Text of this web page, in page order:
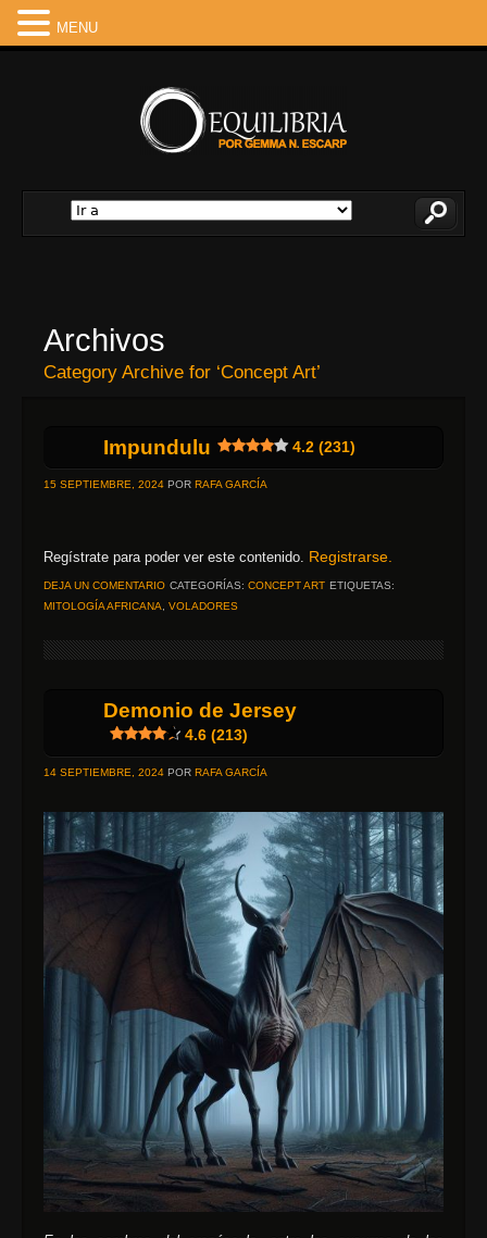
Archivos
Category Archive for ‘Concept Art’
Impundulu 4.2 (231)
15 SEPTIEMBRE, 2024 POR RAFA GARCÍA
Regístrate para poder ver este contenido. Registrarse.
DEJA UN COMENTARIO CATEGORÍAS: CONCEPT ART ETIQUETAS:
MITOLOGÍA AFRICANA
VOLADORES
Demonio de Jersey
4.6 (213)
14 SEPTIEMBRE, 2024 POR RAFA GARCÍA
MENU